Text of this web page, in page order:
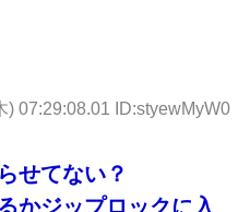
) 07:29:08.01 ID:styewMyW0
せてない？
かジップロックに入